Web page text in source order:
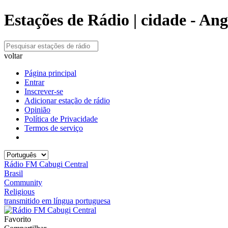
Estações de Rádio | cidade -
voltar
Página principal
Entrar
Inscrever-se
Adicionar estação de rádio
Opinião
Política de Privacidade
Termos de serviço
Rádio FM Cabugi Central
Brasil
Community
Religious
transmitido em língua portuguesa
Favorito